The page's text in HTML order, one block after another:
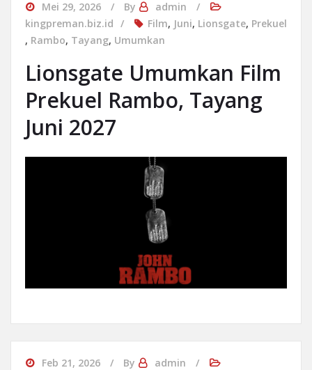
Mei 29, 2026 By
admin
kingpreman.biz.id
Film, Juni, Lionsgate, Prekuel
, Rambo, Tayang, Umumkan
Lionsgate Umumkan Film
Prekuel Rambo, Tayang
Juni 2027
Feb 21, 2026 By
admin